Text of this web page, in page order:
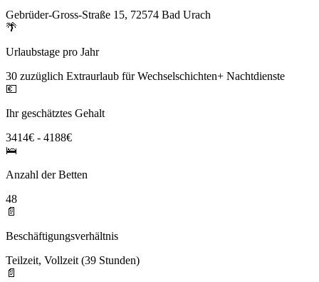
Gebrüder-Gross-Straße 15, 72574 Bad Urach
🌴
Urlaubstage pro Jahr
30 zuzüglich Extraurlaub für Wechselschichten+ Nachtdienste
💶
Ihr geschätztes Gehalt
3414€ - 4188€
🛌
Anzahl der Betten
48
📄
Beschäftigungsverhältnis
Teilzeit, Vollzeit (39 Stunden)
📄